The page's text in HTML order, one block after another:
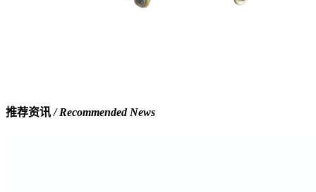
推荐资讯/ Recommended News